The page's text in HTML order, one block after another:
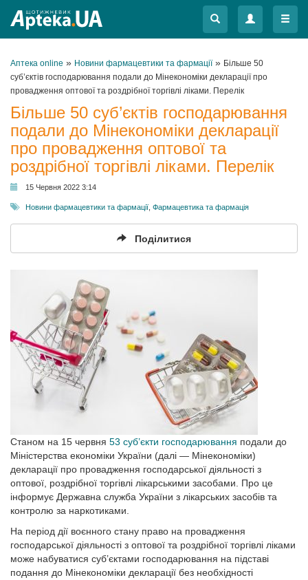
Меню
Меню
Аптека online » Новини фармацевтики та фармації» Більше 50
суб’єктів господарювання подали до Мінекономіки декларації про
провадження оптової та роздрібної торгівлі ліками. Перелік
Більше 50 суб’єктів господарювання
подали до Мінекономіки декларації
про провадження оптової та
роздрібної торгівлі ліками. Перелік
15 Червня 2022 3:14
Новини фармацевтики та фармації Фармацевтика та фармація
Поділитися
Станом на 15 червня 53 суб’єкти господарювання подали до
Міністерства економіки України (далі — Мінекономіки)
декларації про провадження господарської діяльності з
оптової, роздрібної торгівлі лікарськими засобами. Про це
інформує Державна служба України з лікарських засобів та
контролю за наркотиками.
На період дії воєнного стану право на провадження
господарської діяльності з оптової та роздрібної торгівлі ліками
може набуватися суб’єктами господарювання на підставі
подання до Мінекономіки декларації без необхідності